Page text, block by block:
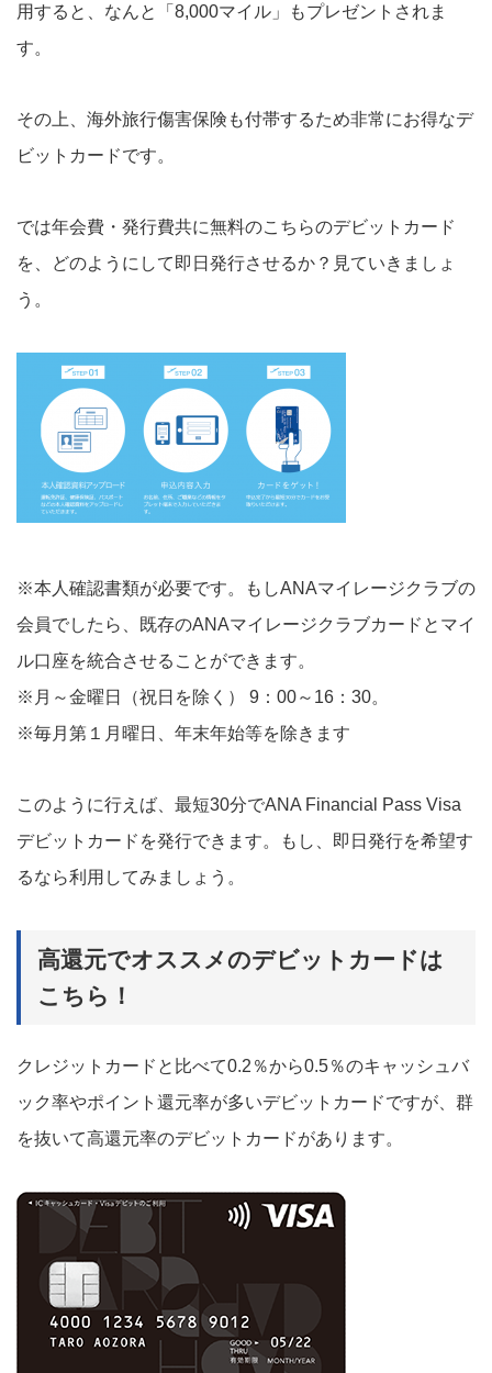
用すると、なんと「8,000マイル」もプレゼントされま
す。
その上、海外旅行傷害保険も付帯するため非常にお得なデ
ビットカードです。
では年会費・発行費共に無料のこちらのデビットカード
を、どのようにして即日発行させるか？見ていきましょ
う。
※本人確認書類が必要です。もしANAマイレージクラブの
会員でしたら、既存のANAマイレージクラブカードとマイ
ル口座を統合させることができます。
※月～金曜日（祝日を除く） 9：00～16：30。
※毎月第１月曜日、年末年始等を除きます
このように行えば、最短30分でANA Financial Pass Visa
デビットカードを発行できます。もし、即日発行を希望す
るなら利用してみましょう。
高還元でオススメのデビットカードは
こちら！
クレジットカードと比べて0.2％から0.5％のキャッシュバ
ック率やポイント還元率が多いデビットカードですが、群
を抜いて高還元率のデビットカードがあります。